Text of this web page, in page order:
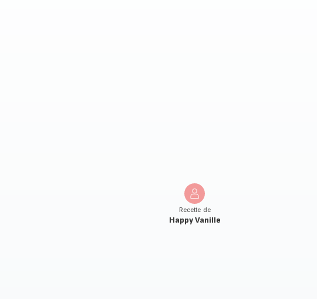
Recette de
Happy Vanille